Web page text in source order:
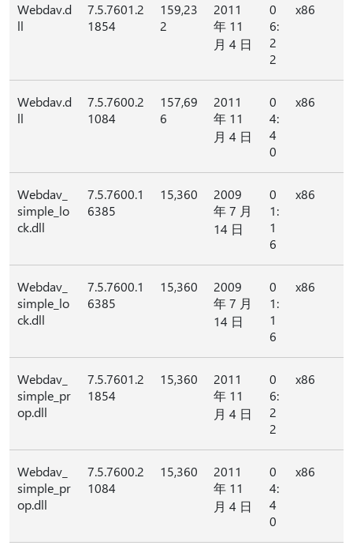
Webdav.d
ll
7.5.7601.2
1854
159,23
2
2011
年 11
月 4 日
0
6:
2
2
x86
Webdav.d
ll
7.5.7600.2
1084
157,69
6
2011
年 11
月 4 日
0
4:
4
0
x86
Webdav_
simple_lo
ck.dll
7.5.7600.1
6385
15,360
2009
年 7 月
14 日
0
1:
1
6
x86
Webdav_
simple_lo
ck.dll
7.5.7600.1
6385
15,360
2009
年 7 月
14 日
0
1:
1
6
x86
Webdav_
simple_pr
op.dll
7.5.7601.2
1854
15,360
2011
年 11
月 4 日
0
6:
2
2
x86
Webdav_
simple_pr
op.dll
7.5.7600.2
1084
15,360
2011
年 11
月 4 日
0
4:
4
0
x86